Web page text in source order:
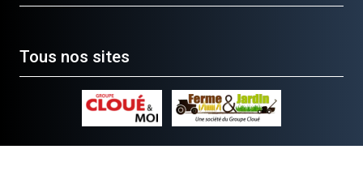
Tous nos sites